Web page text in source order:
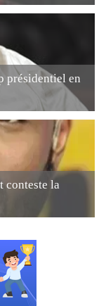
présidentiel en
conteste la